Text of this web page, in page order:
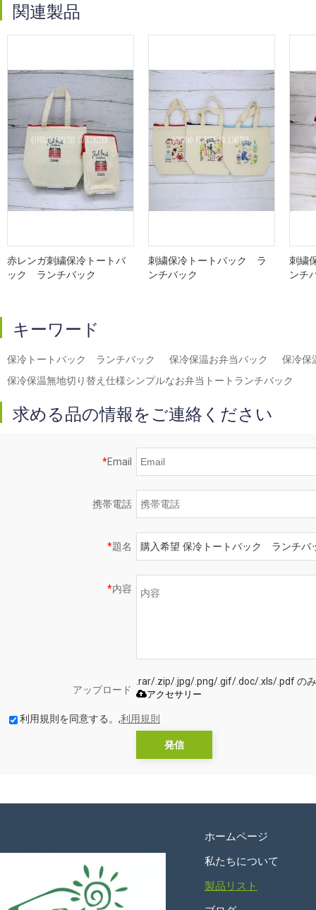
関連製品
赤レンガ刺繍保冷トートバ
ック ランチバック
刺繍保冷トートバック ラ
ンチバック
刺繍
ンチ
キーワード
保冷トートバック ランチバック 保冷保温お弁当バック
保冷保
保冷保温無地切り替え仕様シンプルなお弁当トートランチバック
求める品の情報をご連絡ください
*Email
携帯電話
*題名
*内容
アップロード
.rar/.zip/.jpg/.png/.gif/.doc/.xls/.pdf の
アクセサリー
利用規則を同意する。,利用規則
発信
ホームページ
私たちについて
製品リスト